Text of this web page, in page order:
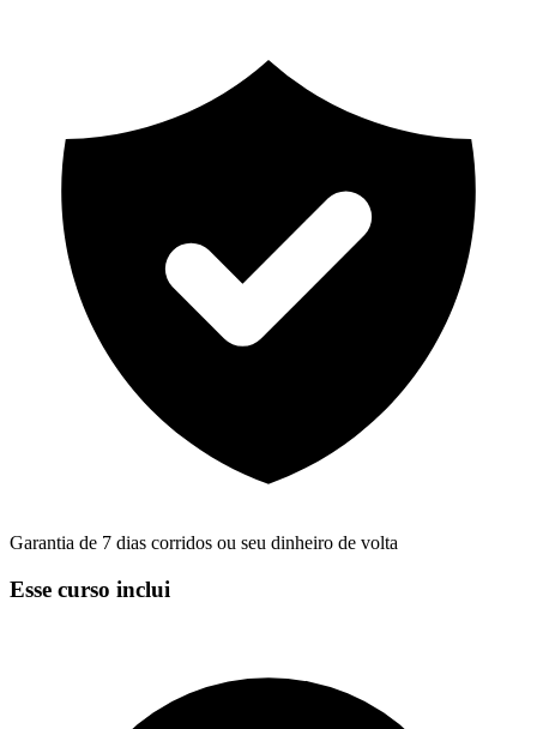
Garantia de 7 dias corridos ou seu dinheiro de volta
Esse curso inclui